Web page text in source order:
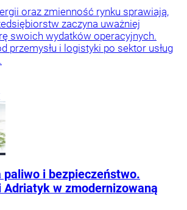
oraz zmienność rynku sprawiają,
zaczyna uważniej
swoich wydatków operacyjnych.
przemysłu i logistyki po sektor usług
paliwo i bezpieczeństwo.
Adriatyk w zmodernizowaną